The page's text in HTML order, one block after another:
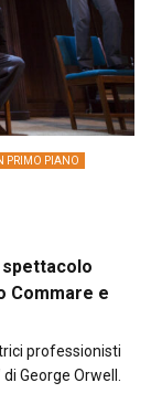
PRIMO PIANO
spettacolo
Commare e
professionisti
George Orwell.